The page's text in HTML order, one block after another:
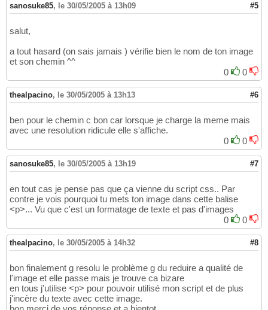
sanosuke85, le 30/05/2005 à 13h09 #5
salut,
a tout hasard (on sais jamais ) vérifie bien le nom de ton image
et son chemin ^^
0
0
thealpacino, le 30/05/2005 à 13h13 #6
ben pour le chemin c bon car lorsque je charge la meme mais
avec une resolution ridicule elle s'affiche.
0
0
sanosuke85, le 30/05/2005 à 13h19 #7
en tout cas je pense pas que ça vienne du script css.. Par
contre je vois pourquoi tu mets ton image dans cette balise
<p>... Vu que c'est un formatage de texte et pas d'images
0
0
thealpacino, le 30/05/2005 à 14h32 #8
bon finalement g resolu le problème g du reduire a qualité de
l'image et elle passe mais je trouve ca bizare
en tous j'utilise <p> pour pouvoir utilisé mon script et de plus
j'incère du texte avec cette image.